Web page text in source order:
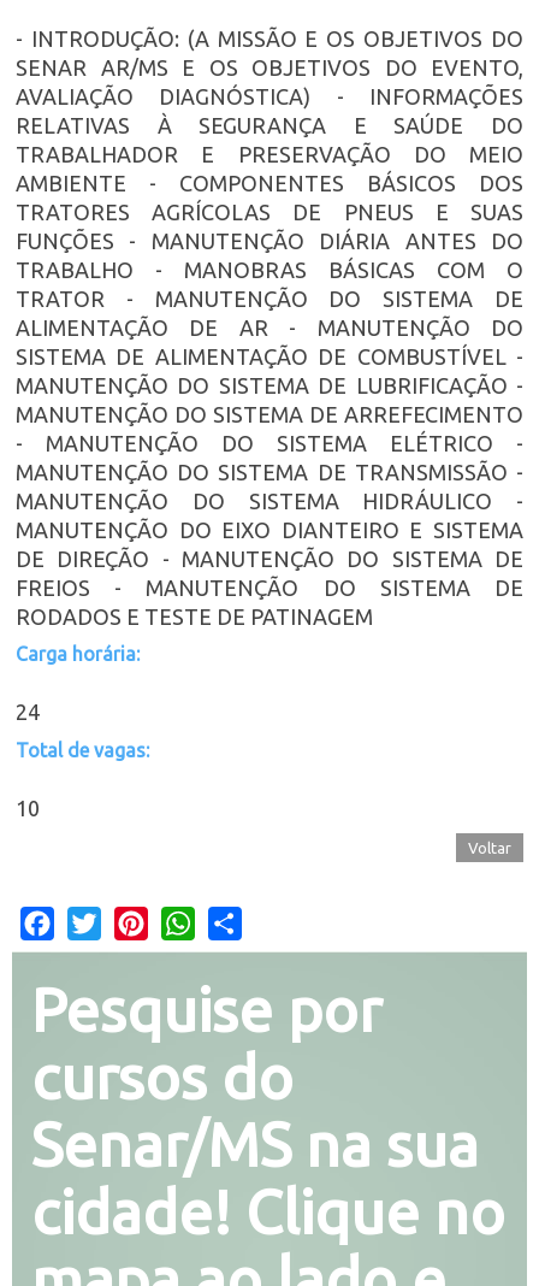
- INTRODUÇÃO: (A MISSÃO E OS OBJETIVOS DO
SENAR AR/MS E OS OBJETIVOS DO EVENTO,
AVALIAÇÃO DIAGNÓSTICA) - INFORMAÇÕES
RELATIVAS À SEGURANÇA E SAÚDE DO
TRABALHADOR E PRESERVAÇÃO DO MEIO
AMBIENTE - COMPONENTES BÁSICOS DOS
TRATORES AGRÍCOLAS DE PNEUS E SUAS
FUNÇÕES - MANUTENÇÃO DIÁRIA ANTES DO
TRABALHO - MANOBRAS BÁSICAS COM O
TRATOR - MANUTENÇÃO DO SISTEMA DE
ALIMENTAÇÃO DE AR - MANUTENÇÃO DO
SISTEMA DE ALIMENTAÇÃO DE COMBUSTÍVEL -
MANUTENÇÃO DO SISTEMA DE LUBRIFICAÇÃO -
MANUTENÇÃO DO SISTEMA DE ARREFECIMENTO
- MANUTENÇÃO DO SISTEMA ELÉTRICO -
MANUTENÇÃO DO SISTEMA DE TRANSMISSÃO -
MANUTENÇÃO DO SISTEMA HIDRÁULICO -
MANUTENÇÃO DO EIXO DIANTEIRO E SISTEMA
DE DIREÇÃO - MANUTENÇÃO DO SISTEMA DE
FREIOS - MANUTENÇÃO DO SISTEMA DE
RODADOS E TESTE DE PATINAGEM
Carga horária:
24
Total de vagas:
10
Voltar
Facebook
Twitter PinterestWhatsApp
Pesquise por
cursos do
Senar/MS na sua
cidade! Clique no